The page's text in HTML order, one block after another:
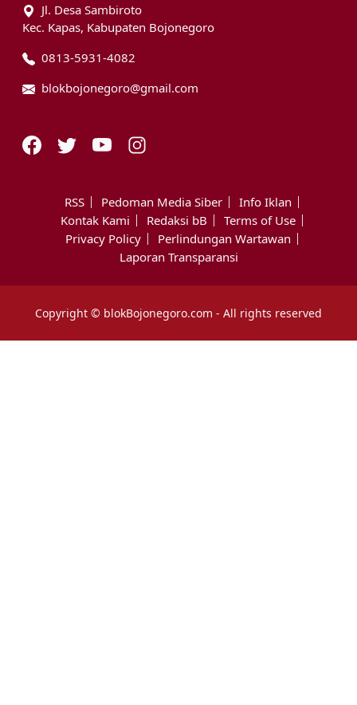
Jl. Desa Sambiroto
Kec. Kapas, Kabupaten Bojonegoro
0813-5931-4082
blokbojonegoro@gmail.com
RSS Pedoman Media Siber
Info Iklan
Kontak Kami
Redaksi bB
Terms of Use
Privacy Policy
Perlindungan Wartawan
Laporan Transparansi
Copyright © blokBojonegoro.com - All rights reserved